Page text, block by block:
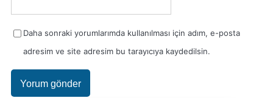
Daha sonraki yorumlarımda kullanılması için adım, e-posta
adresim ve site adresim bu tarayıcıya kaydedilsin.